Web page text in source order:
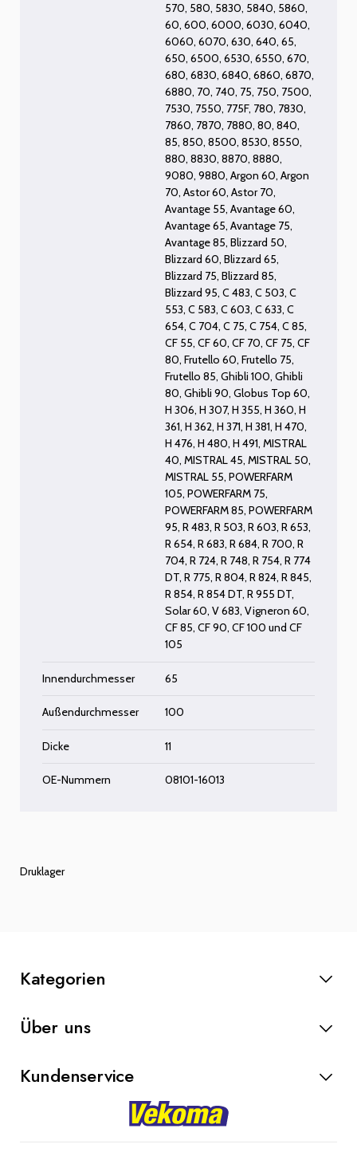
570, 580, 5830, 5840, 5860,
60,600,6000,6030,6040,
6060,6070,630,640,65,
650,6500,6530,6550,670,
680,6830,6840,6860,6870,
6880, 70, 740, 75, 750, 7500,
7530, 7550, 775F, 780, 7830,
7860, 7870, 7880,80,840,
85,850,8500,8530,8550,
880,8830,8870,8880,
9080,9880,Argon 60,Argon
70,Astor 60,Astor 70,
Avantage 55,Avantage 60,
Avantage 65,Avantage 75,
Avantage 85,Blizzard 50,
Blizzard 60,Blizzard 65,
Blizzard 75,Blizzard 85,
Blizzard 95,C 483,C 503,C
553,C 583,C 603,C 633,C
654,C 704,C 75,C 754,C 85,
CF 55,CF 60,CF 70,CF 75,CF
80,Frutello 60,Frutello 75,
Frutello 85,Ghibli 100,Ghibli
80,Ghibli 90,Globus Top 60,
H 306,H 307,H 355,H 360,H
361,H 362,H 371,H 381,H 470,
H 476,H 480,H 491,MISTRAL
40,MISTRAL 45,MISTRAL 50,
MISTRAL 55,POWERFARM
105,POWERFARM 75,
POWERFARM 85,POWERFARM
95,R 483,R 503,R 603,R 653,
R 654,R 683,R 684,R 700,R
704,R 724,R 748,R 754,R 774
DT,R 775,R 804,R 824,R 845,
R 854,R 854 DT,R 955 DT,
Solar 60,V 683,Vigneron 60,
CF 85,CF 90,CF 100 undCF
105
Innendurchmesser 65
Außendurchmesser 100
Dicke 11
OE-Nummern 08101-16013
Druklager
Kategorien
Anlasser
Über uns
Bremsteile
Kundenservice